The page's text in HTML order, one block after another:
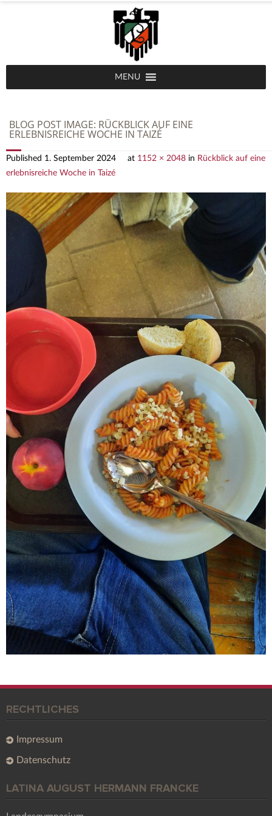
MENU
BLOG POST IMAGE: RÜCKBLICK AUF EINE
ERLEBNISREICHE WOCHE IN TAIZÉ
Published 1. September 2024 at 1152 × 2048 in Rückblick auf eine
erlebnisreiche Woche in Taizé
RECHTLICHES
Impressum
Datenschutz
LATINA AUGUST HERMANN FRANCKE